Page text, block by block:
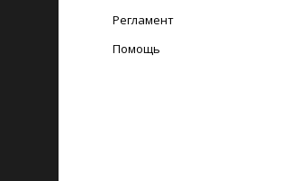
Регламент
Помощь